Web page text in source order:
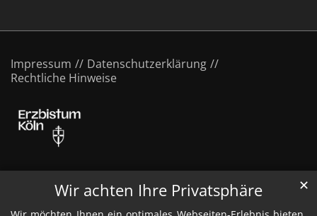
Wir achten Ihre Privatsphäre ✕
Impressum
Datenschutzerklärung
Rechtliche Hinweise